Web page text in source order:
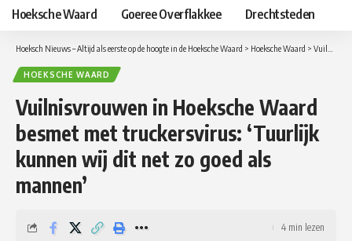
aanpassen
Hoeksche Waard Goeree Overflakkee Drechtsteden
Hoeksch Nieuws – Altijd als eerste op de hoogte in de Hoeksche Waard > Hoeksche Waard > Vuilnisvrouwen in Hoeksche Waard besmet met truckersvirus: ‘Tuurlijk kunnen wij dit net zo goed als mannen’
HOEKSCHE WAARD
Vuilnisvrouwen in Hoeksche Waard
besmet met truckersvirus: ‘Tuurlijk
kunnen wij dit net zo goed als
mannen’
4 min lezen